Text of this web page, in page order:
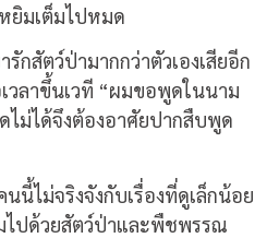
ยิมเต็มไปหมด
กสัตว์ป่ามากกว่าตัวเองเสียอีก
วลาขึ้นเวที “ผมขอพูดในนาม
ม่ได้จึงต้องอาศัยปากสืบพูด
นี้ไม่จริงจังกับเรื่องที่ดูเล็กน้อย
ปด้วยสัตว์ป่าและพืชพรรณ